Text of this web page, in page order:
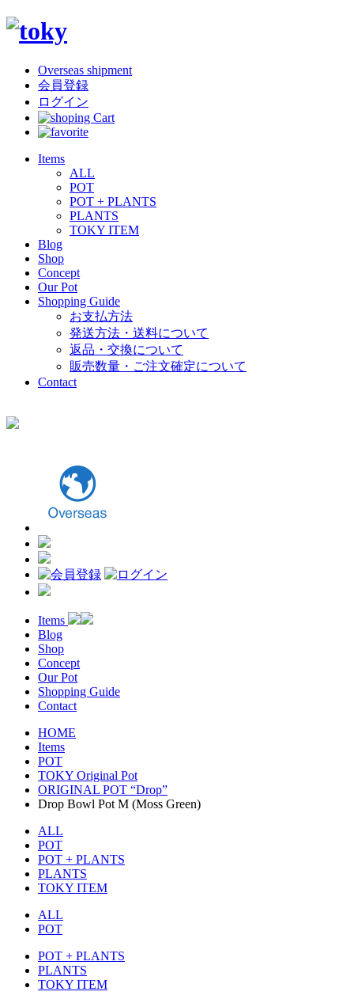
Overseas shipment
会員登録
ログイン
Items
ALL
POT
POT + PLANTS
PLANTS
TOKY ITEM
Blog
Shop
Concept
Our Pot
Shopping Guide
お支払方法
発送方法・送料について
返品・交換について
販売数量・ご注文確定について
Contact
Items
Blog
Shop
Concept
Our Pot
Shopping Guide
Contact
HOME
Items
POT
TOKY Original Pot
ORIGINAL POT “Drop”
Drop Bowl Pot M (Moss Green)
ALL
POT
POT + PLANTS
PLANTS
TOKY ITEM
ALL
POT
POT + PLANTS
PLANTS
TOKY ITEM